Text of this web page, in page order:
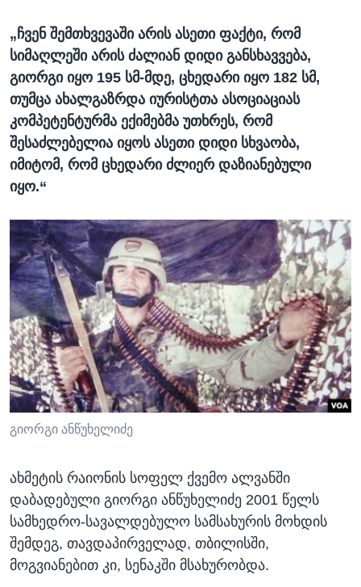
„ჩვენ შემთხვევაში არის ასეთი ფაქტი, რომ
სიმაღლეში არის ძალიან დიდი განსხავვება,
გიორგი იყო 195 სმ-მდე, ცხედარი იყო 182 სმ,
თუმცა ახალგაზრდა იურისტთა ასოციაციას
კომპეტენტურმა ექიმებმა უთხრეს, რომ
შესაძლებელია იყოს ასეთი დიდი სხვაობა,
იმიტომ, რომ ცხედარი ძლიერ დაზიანებული
იყო.“
გიორგი ანწუხელიძე
ახმეტის რაიონის სოფელ ქვემო ალვანში
დაბადებული გიორგი ანწუხელიძე 2001 წელს
სამხედრო-სავალდებულო სამსახურის მოხდის
შემდეგ, თავდაპირველად, თბილისში,
მოგვიანებით კი, სენაკში მსახურობდა.